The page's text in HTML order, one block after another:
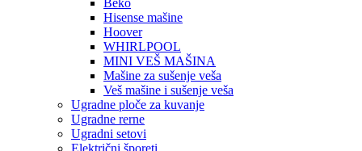
Hisense mašine
Hoover
WHIRLPOOL
MINI VEŠ MAŠINA
Mašine za sušenje veša
Veš mašine i sušenje veša
Ugradne ploče za kuvanje
Ugradne rerne
Ugradni setovi
Električni šporeti